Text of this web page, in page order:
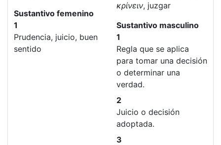
Sustantivo femenino
1
Prudencia, juicio, buen
sentido
κρίνειν, juzgar
Sustantivo masculino
1
Regla que se aplica
para tomar una decisión
o determinar una
verdad.
2
Juicio o decisión
adoptada.
3